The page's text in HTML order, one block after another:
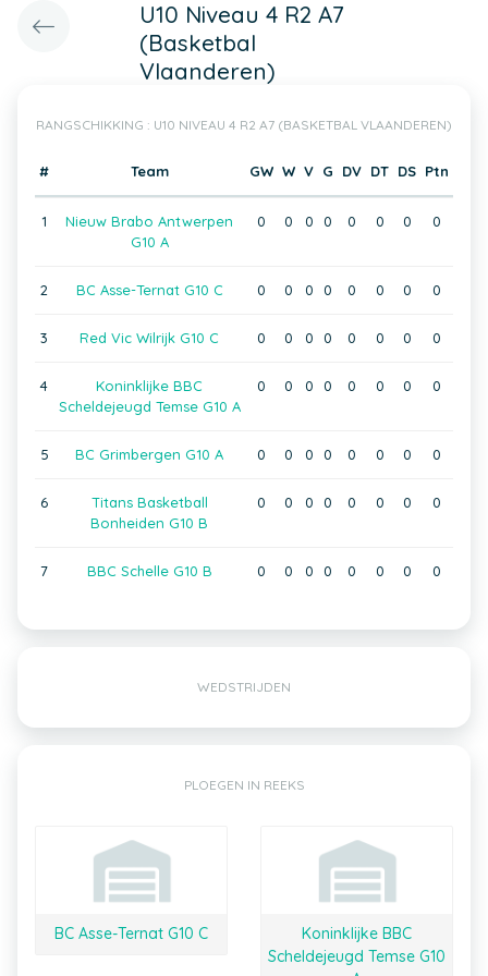
U10 Niveau 4 R2 A7
(Basketbal
Vlaanderen)
RANGSCHIKKING : U10 NIVEAU 4 R2 A7 (BASKETBAL VLAANDEREN)
# Team GW W V G DV DT DS Ptn
1
Nieuw Brabo Antwerpen
G10 A
0 0 0 0 0 0 0 0
2 BC Asse-Ternat G10 C 0 0 0 0 0 0 0 0
3 Red Vic Wilrijk G10 C 0 0 0 0 0 0 0 0
4
Koninklijke BBC
Scheldejeugd Temse G10 A
0 0 0 0 0 0 0 0
5 BC Grimbergen G10 A 0 0 0 0 0 0 0 0
6
Titans Basketball
Bonheiden G10 B
0 0 0 0 0 0 0 0
7 BBC Schelle G10 B 0 0 0 0 0 0 0 0
WEDSTRIJDEN
PLOEGEN IN REEKS
BC Asse-Ternat G10 C
Koninklijke BBC
Scheldejeugd Temse G10